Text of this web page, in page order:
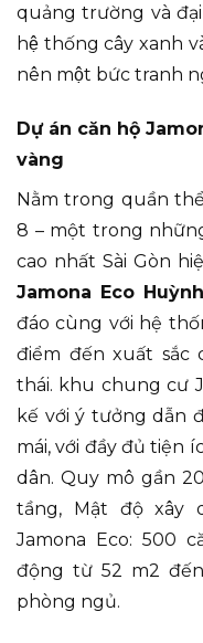
quảng trường và
hệ thống cây xanh
nên một bức tranh
Dự án căn hộ
vàng
Nằm trong quần
8 – một trong
cao nhất Sài Gòn
Jamona Eco
đáo cùng với hệ
điểm đến xuất sắc
thái. khu chung cư
kế với ý tưởng dẫn
mái, với đầy đủ tiện
dân. Quy mô gần
tầng, Mật độ xây
Jamona Eco: 500
động từ 52 m2
phòng ngủ.